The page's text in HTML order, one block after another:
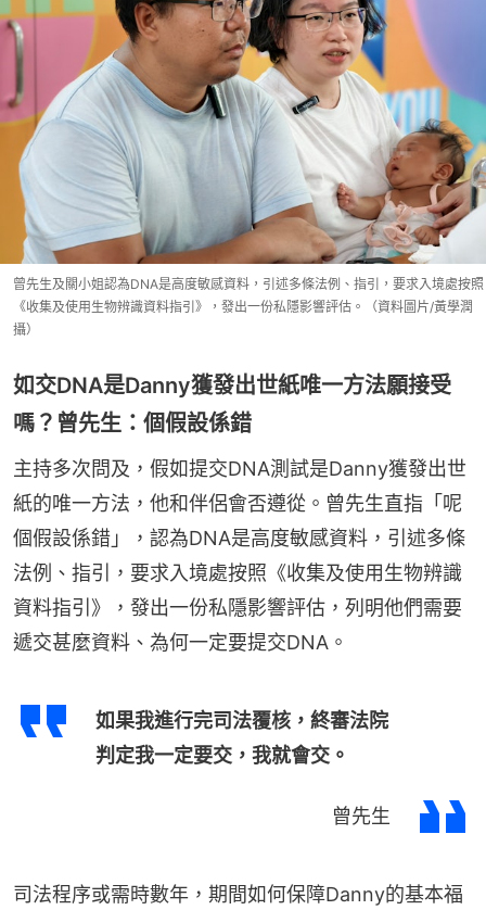
曾先生及關小姐認為DNA是高度敏感資料，引述多條法例、指引，要求入境處按照
《收集及使用生物辨識資料指引》，發出一份私隱影響評估。（資料圖片/黃學潤
攝）
如交DNA是Danny獲發出世紙唯一方法願接受
嗎？曾先生：個假設係錯
主持多次問及，假如提交DNA測試是Danny獲發出世
紙的唯一方法，他和伴侶會否遵從。曾先生直指「呢
個假設係錯」，認為DNA是高度敏感資料，引述多條
法例、指引，要求入境處按照《收集及使用生物辨識
資料指引》，發出一份私隱影響評估，列明他們需要
遞交甚麼資料、為何一定要提交DNA。
如果我進行完司法覆核，終審法院
判定我一定要交，我就會交。
曾先生
司法程序或需時數年，期間如何保障Danny的基本福